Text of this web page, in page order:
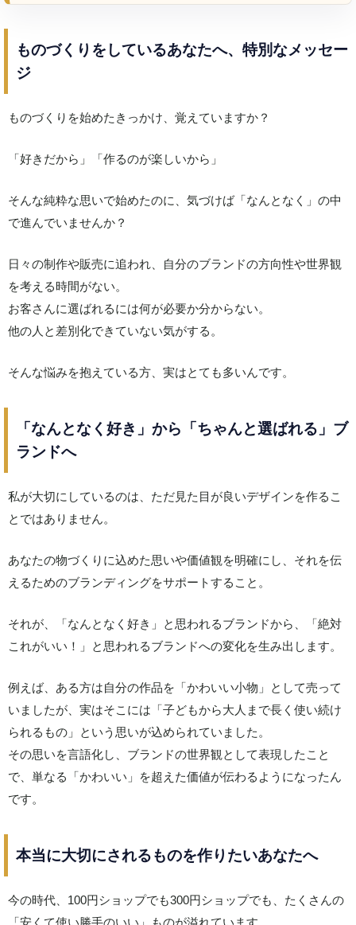
ものづくりをしているあなたへ、特別なメッセー
ジ
ものづくりを始めたきっかけ、覚えていますか？
「好きだから」「作るのが楽しいから」
そんな純粋な思いで始めたのに、気づけば「なんとなく」の中
で進んでいませんか？
日々の制作や販売に追われ、自分のブランドの方向性や世界観
を考える時間がない。
お客さんに選ばれるには何が必要か分からない。
他の人と差別化できていない気がする。
そんな悩みを抱えている方、実はとても多いんです。
「なんとなく好き」から「 ちゃんと選ばれる」ブ
ランドへ
私が大切にしているのは、ただ見た目が良いデザインを作るこ
とではありません。
あなたの物づくりに込めた思いや価値観を明確にし、それを伝
えるためのブランディングをサポートすること。
それが、「なんとなく好き」と思われるブランドから、「絶対
これがいい！」と思われるブランドへの変化を生み出します。
例えば、ある方は自分の作品を「かわいい小物」として売って
いましたが、実はそこには「子どもから大人まで長く使い続け
られるもの」という思いが込められていました。
その思いを言語化し、ブランドの世界観として表現したこと
で、単なる「かわいい」を超えた価値が伝わるようになったん
です。
本当に大切にされるものを作りたいあなたへ
今の時代、100円ショップでも300円ショップでも、たくさんの
「安くて使い勝手のいい」ものが溢れています。